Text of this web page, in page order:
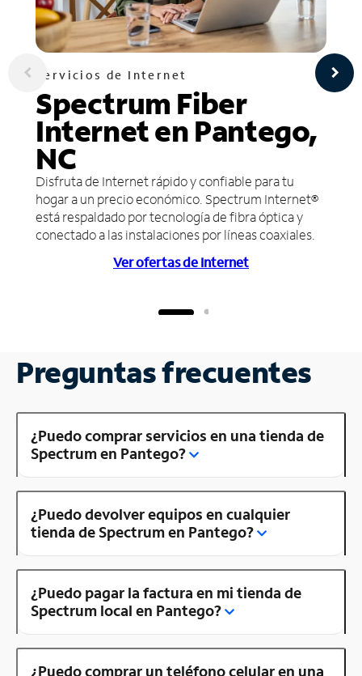
Servicios de Internet
Spectrum Fiber
Internet en Pantego,
NC
Disfruta de Internet rápido y confiable para tu
hogar a un precio económico. Spectrum Internet®
está respaldado por tecnología de fibra óptica y
conectado a las instalaciones por líneas coaxiales.
Ver ofertas de Internet
Preguntas frecuentes
¿Puedo comprar servicios en una tienda de
Spectrum en Pantego?
¿Puedo devolver equipos en cualquier
tienda de Spectrum en Pantego?
¿Puedo pagar la factura en mi tienda de
Spectrum local en Pantego?
¿Puedo comprar un teléfono celular en una